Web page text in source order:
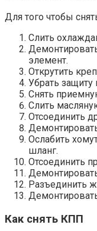
Для того чтобы
Слить
элемент.
Открутить
Убрать защиту
Снять
Слить
Отсоединить
Ослабить
шланг.
Отсоединить
Разъединить
Как снять КПП